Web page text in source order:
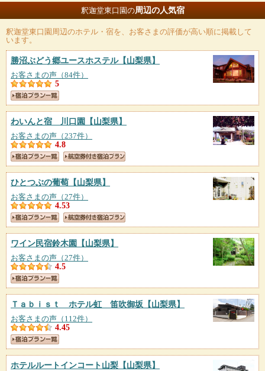
釈迦堂東口園の周辺の人気宿
釈迦堂東口園 周辺のホテル・宿を、お客さまの評価が高い順に掲載して
います。
勝沼ぶどう郷ユースホステル【山梨県】
お客さまの声（84件）
5
わいんと宿 川口園 【山梨県】
お客さまの声（237件）
4.8
ひとつぶの葡萄 【山梨県】
お客さまの声（27件）
4.53
ワイン民宿鈴木園 【山梨県】
お客さまの声（27件）
4.5
Ｔａｂｉｓｔ ホテル虹 笛吹御坂 【山梨県】
お客さまの声（112件）
4.45
ホテルルートインコート山梨 【山梨県】